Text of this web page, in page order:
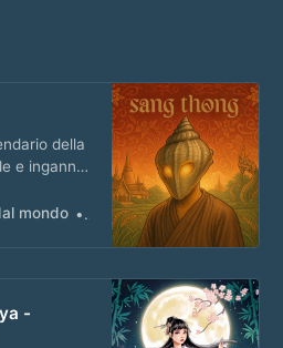
della
e inganni
mondo Matteo Masi
-